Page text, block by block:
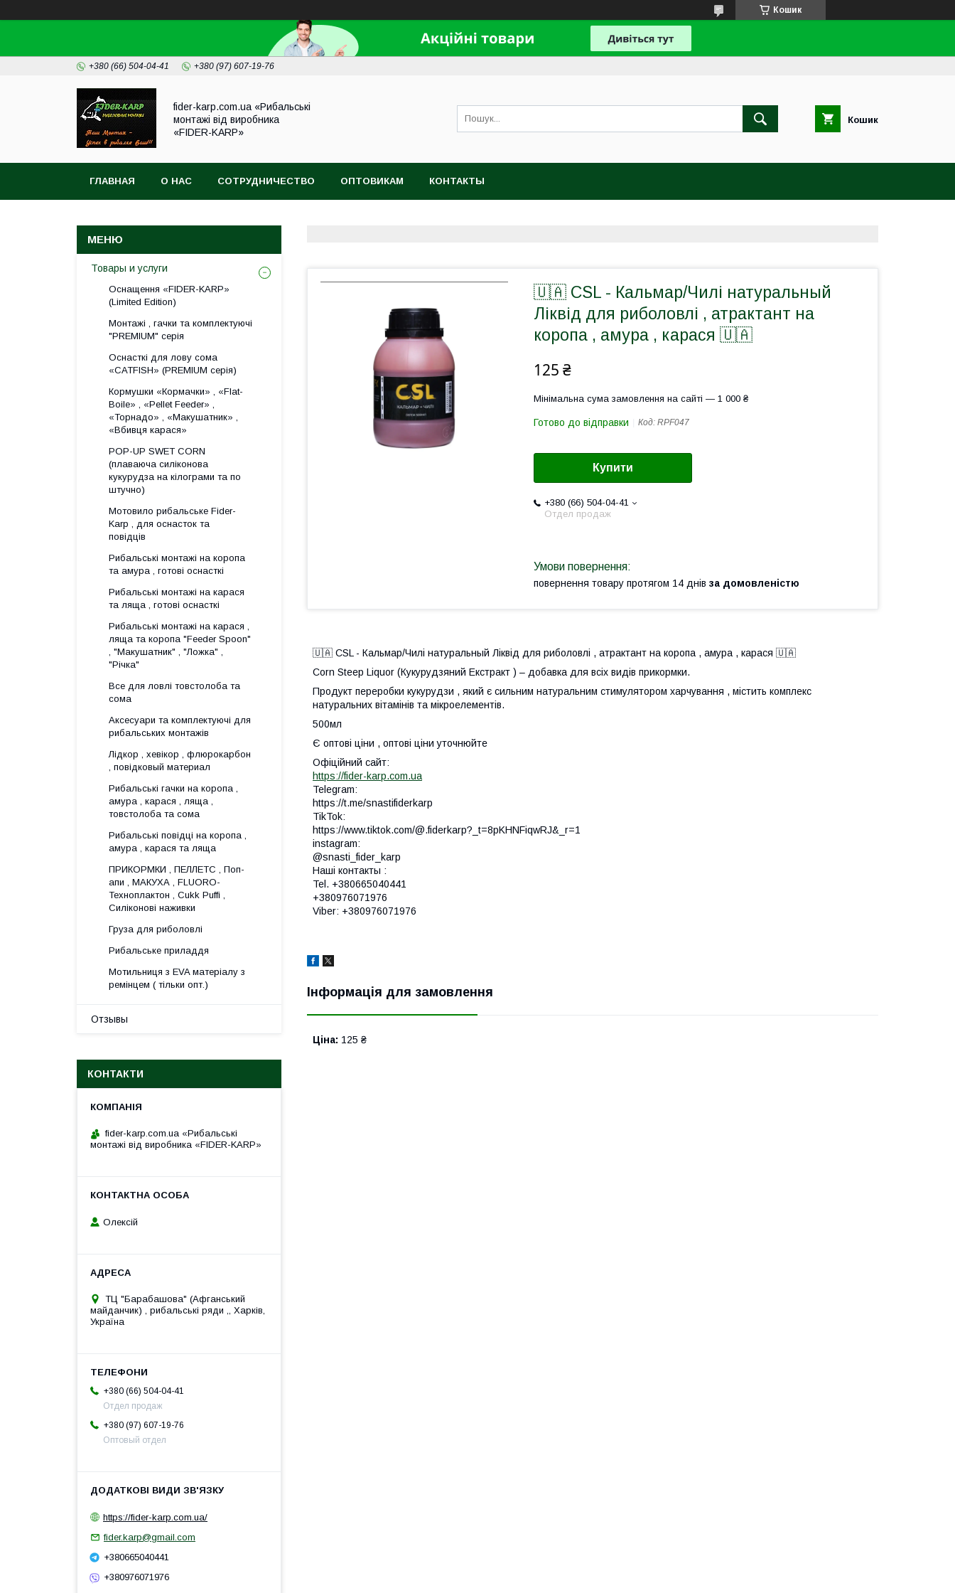
Кошик
+380 (66) 504-04-41 +380 (97) 607-19-76
fider-karp.com.ua «Рибальські
монтажі від виробника
«FIDER-KARP»
Кошик
ГЛАВНАЯ О НАС СОТРУДНИЧЕСТВО ОПТОВИКАМ КОНТАКТЫ
🇺🇦 CSL - Кальмар/Чилі натуральный
Ліквід для риболовлі , атрактант на
коропа , амура , карася 🇺🇦
125 ₴
Мінімальна сума замовлення на сайті — 1 000 ₴
Готово до відправки Код: RPF047
Купити
+380 (66) 504-04-41
Отдел продаж
повернення товару протягом 14 днів за домовленістю
🇺🇦 CSL - Кальмар/Чилі натуральный Ліквід для риболовлі , атрактант на коропа , амура , карася 🇺🇦
Corn Steep Liquor (Кукурудзяний Екстракт ) – добавка для всіх видів прикормки.
Продукт переробки кукурудзи , який є сильним натуральним стимулятором харчування , містить комплекс
натуральних вітамінів та мікроелементів.
500мл
Є оптові ціни , оптові ціни уточнюйте
Офіційний сайт:
https://fider-karp.com.ua
Telegram:
https://t.me/snastifiderkarp
TikTok:
https://www.tiktok.com/@.fiderkarp?_t=8pKHNFiqwRJ&_r=1
instagram:
@snasti_fider_karp
Наші контакты :
Tel. +380665040441
+380976071976
Viber: +380976071976
Інформація для замовлення
Ціна: 125 ₴
Товары и услуги
Оснащення «FIDER-KARP»
(Limited Edition)
Монтажі , гачки та комплектуючі
"PREMIUM" серія
Оснасткі для лову сома
«CATFISH» (PREMIUM серія)
Кормушки «Кормачки» , «Flat-
Boile» , «Pellet Feeder» ,
«Торнадо» , «Макушатник» ,
«Вбивця карася»
POP-UP SWET CORN
(плаваюча силіконова
кукурудза на кілограми та по
штучно)
Мотовило рибальське Fider-
Karp , для оснасток та
повідців
Рибальські монтажі на коропа
та амура , готові оснасткі
Рибальські монтажі на карася
та ляща , готові оснасткі
Рибальські монтажі на карася ,
ляща та коропа "Feeder Spoon"
, "Макушатник" , "Ложка" ,
"Річка"
Все для ловлi товстолоба та
сома
Аксесуари та комплектуючі для
рибальських монтажів
Лідкор , хевікор , флюрокарбон
, повідковый материал
Рибальські гачки на коропа ,
амура , карася , ляща ,
товстолоба та сома
Рибальські повідці на коропа ,
амура , карася та ляща
ПРИКОРМКИ , ПЕЛЛЕТС , Поп-
апи , МАКУХА , FLUORО-
Техноплактон , Cukk Puffi ,
Силіконові наживки
Груза для риболовлі
Рибальське приладдя
Мотильниця з EVA матеріалу з
ремінцем ( тільки опт.)
Отзывы
КОНТАКТИ
fider-karp.com.ua «Рибальські
монтажі від виробника «FIDER-KARP»
Олексій
ТЦ "Барабашова" (Афганський
майданчик) , рибальські ряди ,, Харків,
Україна
+380 (66) 504-04-41
Отдел продаж
+380 (97) 607-19-76
Оптовый отдел
https://fider-karp.com.ua/
fider.karp@gmail.com
+380665040441
+380976071976